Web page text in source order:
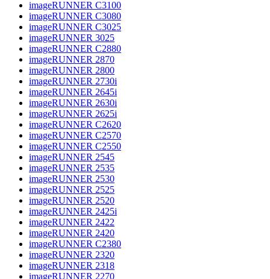
imageRUNNER C3100
imageRUNNER C3080
imageRUNNER C3025
imageRUNNER 3025
imageRUNNER C2880
imageRUNNER 2870
imageRUNNER 2800
imageRUNNER 2730i
imageRUNNER 2645i
imageRUNNER 2630i
imageRUNNER 2625i
imageRUNNER C2620
imageRUNNER C2570
imageRUNNER C2550
imageRUNNER 2545
imageRUNNER 2535
imageRUNNER 2530
imageRUNNER 2525
imageRUNNER 2520
imageRUNNER 2425i
imageRUNNER 2422
imageRUNNER 2420
imageRUNNER C2380
imageRUNNER 2320
imageRUNNER 2318
imageRUNNER 2270